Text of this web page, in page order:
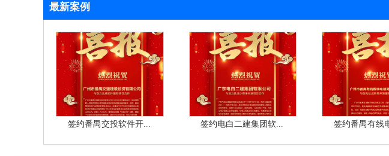
最新案例
签约番禺交投软件开... 签约电白二建集团软... 签约番禺有线